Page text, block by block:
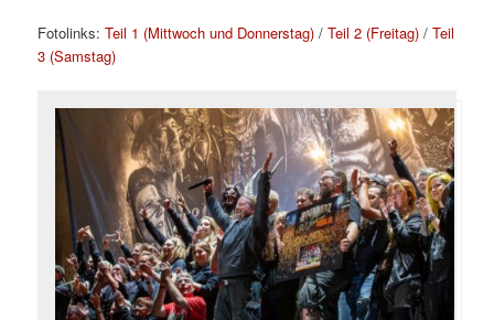
Fotolinks:Teil 1 (Mittwoch und Donnerstag) /Teil 2 (Freitag) /Teil
3 (Samstag)